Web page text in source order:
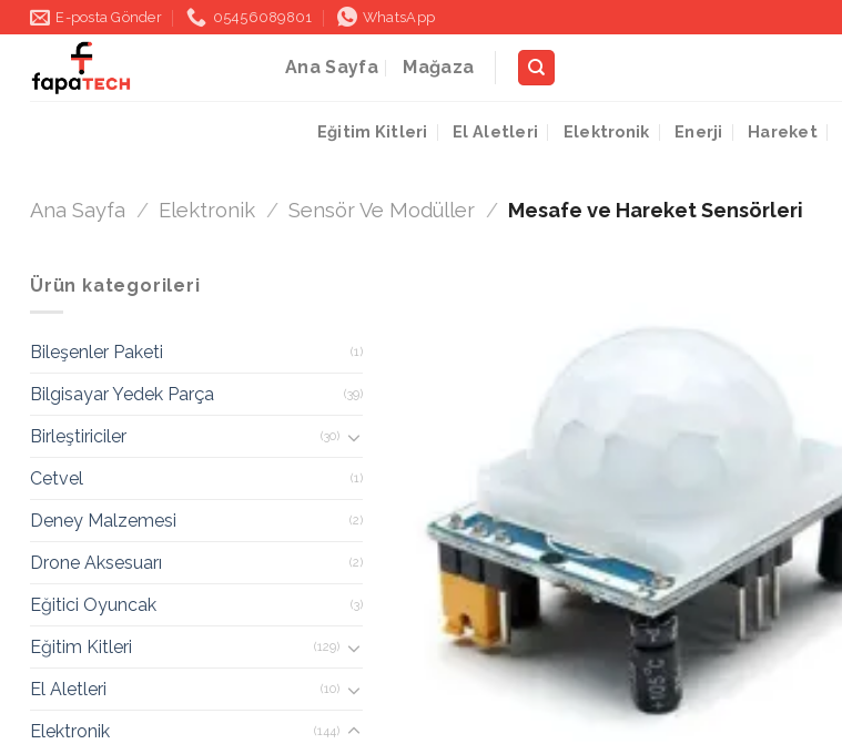
İçeriğe
atla
E-posta Gönder 05456089801 WhatsApp
Ana Sayfa Mağaza
Eğitim Kitleri El Aletleri Elektronik Enerji Hareket
Ana Sayfa / Elektronik / Sensör Ve Modüller / Mesafe ve Hareket Sensörleri
Ürün kategorileri
Bileşenler Paketi (1)
Bilgisayar Yedek Parça (39)
Birleştiriciler (30)
Cetvel (1)
Deney Malzemesi (2)
Drone Aksesuarı (2)
Eğitici Oyuncak (3)
Eğitim Kitleri (129)
El Aletleri (10)
Elektronik (144)